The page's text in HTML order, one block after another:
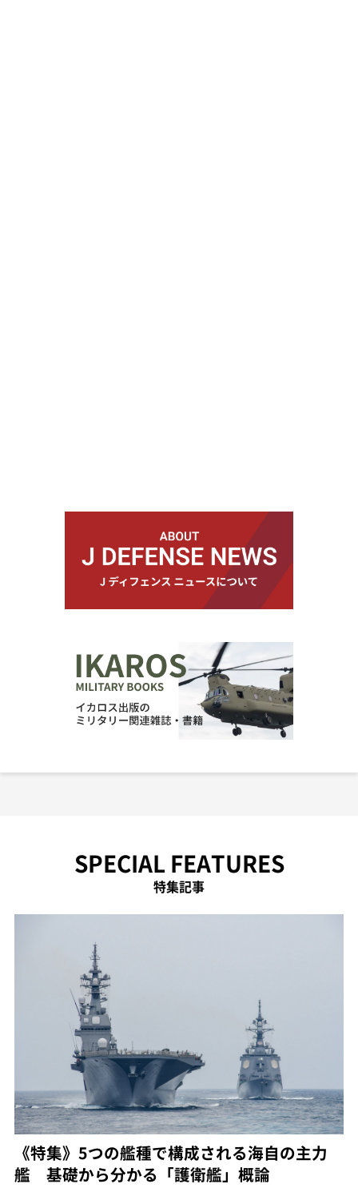
SPECIAL FEATURES
特集記事
《特集》5つの艦種で構成される海自の主力
艦 基礎から分かる「護衛艦」概論